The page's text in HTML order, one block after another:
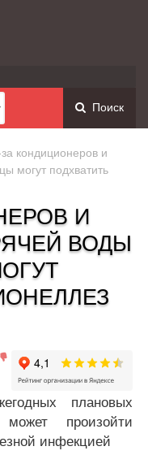
Поиск
кондиционеров и
могут подхватить
И
ВОДЫ
плановых
произойти
инфекцией